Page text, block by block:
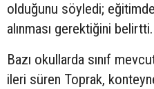
olduğunu söyledi;
alınması gerektiğini belirtti.
Bazı okullarda sınıf
ileri süren Toprak,